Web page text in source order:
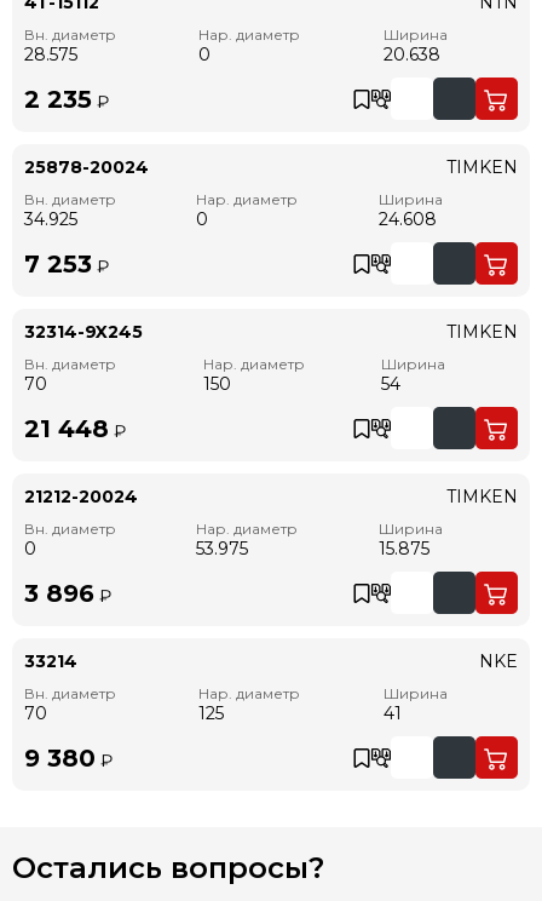
Вн. диаметр
28.575
Нар. диаметр
0
Ширина
20.638
2 235 ₽
25878-20024
Вн. диаметр
34.925
Нар. диаметр
0
Ширина
24.608
TIMKEN
7 253 ₽
32314-9X245
Вн. диаметр
70
Нар. диаметр
150
Ширина
54
TIMKEN
21 448 ₽
21212-20024
Вн. диаметр
0
Нар. диаметр
53.975
Ширина
15.875
TIMKEN
3 896 ₽
33214
Вн. диаметр
70
Нар. диаметр
125
Ширина
41
NKE
9 380 ₽
Остались вопросы?